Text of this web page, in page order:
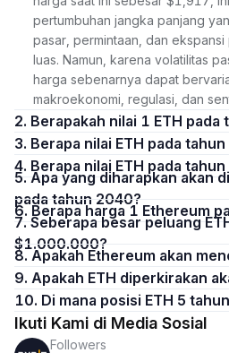
pertumbuhan jangka panjang
pasar, permintaan, dan
luas. Namun, karena volatilitas
harga sebenarnya dapat
makroekonomi, regulasi, dan
2. Berapakah nilai 1 ETH
3. Berapa nilai ETH pada
4. Berapa nilai ETH pada
5. Apa yang diharapkan akan dicapai oleh ETH
pada tahun 2040?
6. Berapa harga 1 Ethereum
7. Seberapa besar peluang ETH untuk mencapai
$1.000.000?
8. Apakah Ethereum akan
9. Apakah ETH diperkirakan
10. Di mana posisi ETH 5
Ikuti Kami di Media Sosial
Followers